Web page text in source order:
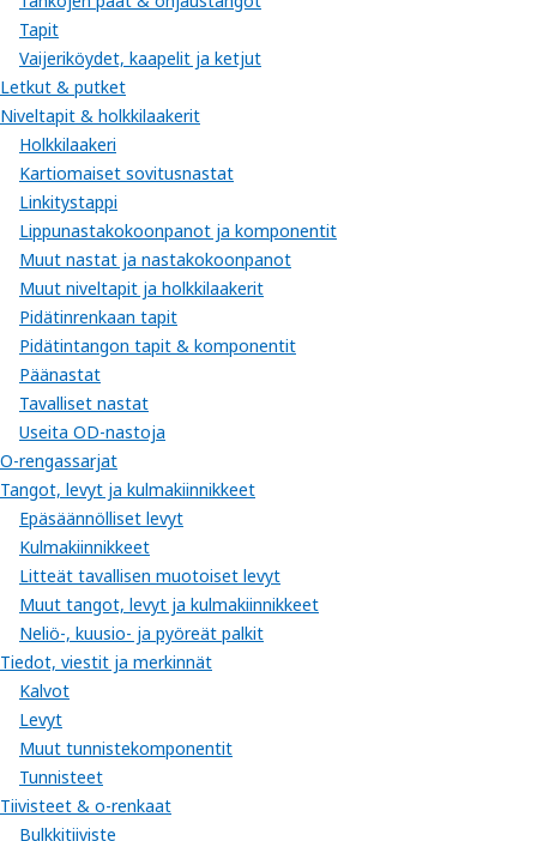
Tapit
Vaijeriköydet, kaapelit ja ketjut
Letkut & putket
Niveltapit & holkkilaakerit
Holkkilaakeri
Kartiomaiset sovitusnastat
Linkitystappi
Lippunastakokoonpanot ja komponentit
Muut nastat ja nastakokoonpanot
Muut niveltapit ja holkkilaakerit
Pidätinrenkaan tapit
Pidätintangon tapit & komponentit
Päänastat
Tavalliset nastat
Useita OD-nastoja
O-rengassarjat
Tangot, levyt ja kulmakiinnikkeet
Epäsäännölliset levyt
Kulmakiinnikkeet
Litteät tavallisen muotoiset levyt
Muut tangot, levyt ja kulmakiinnikkeet
Neliö-, kuusio- ja pyöreät palkit
Tiedot, viestit ja merkinnät
Kalvot
Levyt
Muut tunnistekomponentit
Tunnisteet
Tiivisteet & o-renkaat
Bulkkitiiviste